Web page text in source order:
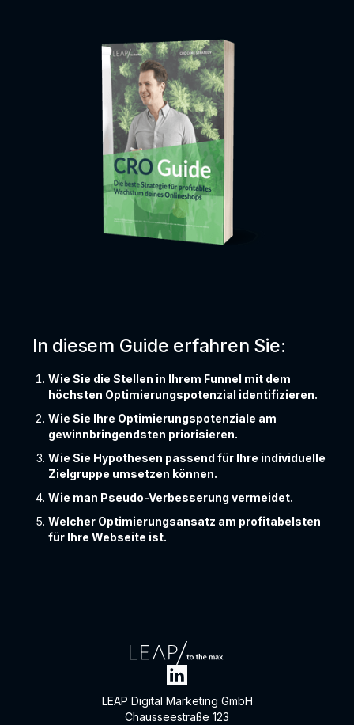
In diesem Guide erfahren Sie:
Wie Sie die Stellen in Ihrem Funnel mit dem
höchsten Optimierungspotenzial identifizieren.
Wie Sie Ihre Optimierungspotenziale am
gewinnbringendsten priorisieren.
Wie Sie Hypothesen passend für Ihre individuelle
Zielgruppe umsetzen können.
Wie man Pseudo-Verbesserung vermeidet.
Welcher Optimierungsansatz am profitabelsten
für Ihre Webseite ist.
LEAP Digital Marketing GmbH
Chausseestraße 123